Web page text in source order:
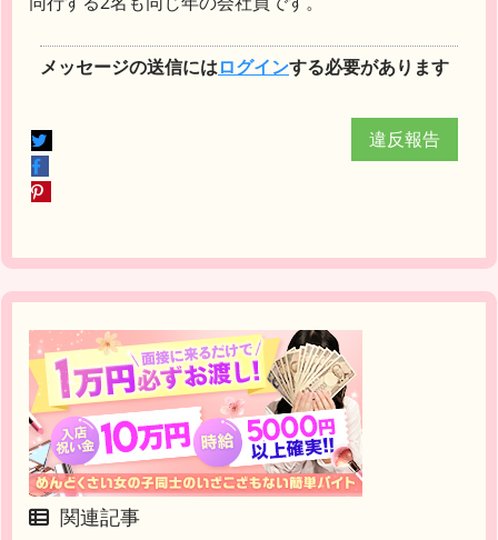
メッセージの送信にはログインする必要があります
違反報告
関連記事